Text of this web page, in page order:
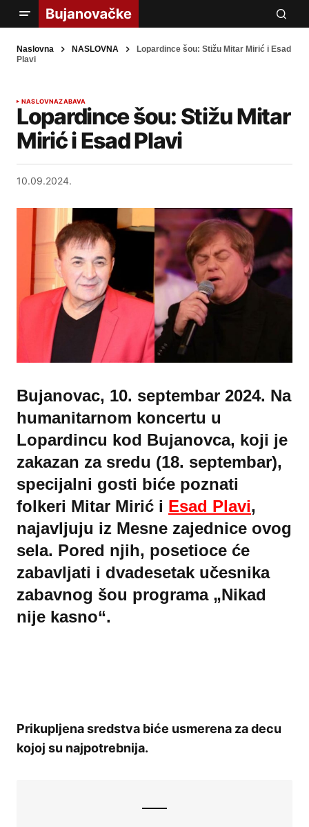
Naslovna NASLOVNA
Lopardince šou: Stižu Mitar Mirić i Esad
Plavi
NASLOVNAZABAVA
Lopardince šou: Stižu Mitar
Mirić i Esad Plavi
10.09.2024.
Bujanovac, 10. septembar 2024. Na
humanitarnom koncertu u
Lopardincu kod Bujanovca, koji je
zakazan za sredu (18. septembar),
specijalni gosti biće poznati
folkeri Mitar Mirić i Esad Plavi,
najavljuju iz Mesne zajednice ovog
sela. Pored njih, posetioce će
zabavljati i dvadesetak učesnika
zabavnog šou programa „Nikad
nije kasno“.
Prikupljena sredstva biće usmerena za decu
kojoj su najpotrebnija.